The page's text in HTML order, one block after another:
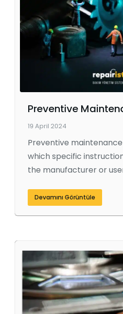
Preventive
19 April 2024
Preventive
which specific
the manufacturer or
Devamını Görüntüle